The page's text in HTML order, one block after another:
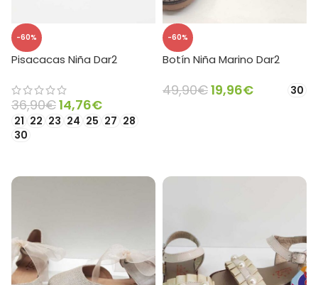
-60%
Pisacacas Niña Dar2
36,90€14,76€
21 22 23 24 25 27 28
30
-60%
Botín Niña Marino Dar2
49,90€19,96€ 30